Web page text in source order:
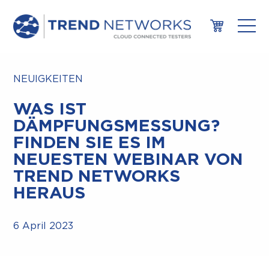
NEUIGKEITEN
WAS IST
DÄMPFUNGSMESSUNG?
FINDEN SIE ES IM
NEUESTEN WEBINAR VON
TREND NETWORKS
HERAUS
6 April 2023